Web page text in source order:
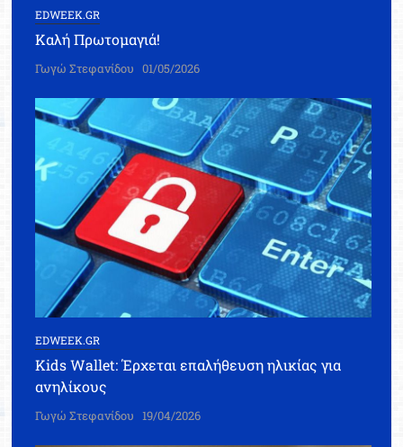
EDWEEK.GR
Καλή Πρωτομαγιά!
Γωγώ Στεφανίδου 01/05/2026
EDWEEK.GR
Kids Wallet: Έρχεται επαλήθευση ηλικίας για
ανηλίκους
Γωγώ Στεφανίδου 19/04/2026